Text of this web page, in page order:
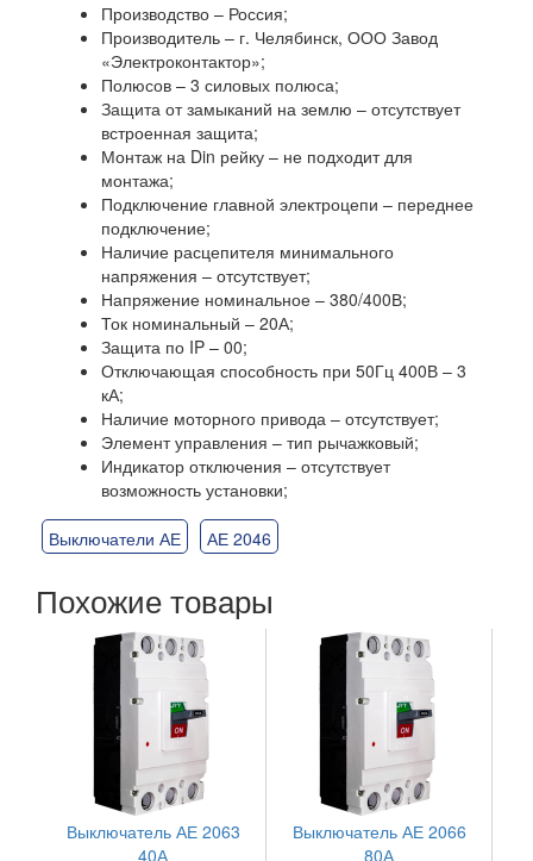
Производство – Россия;
Производитель – г. Челябинск, ООО Завод
«Электроконтактор»;
Полюсов – 3 силовых полюса;
Защита от замыканий на землю – отсутствует
встроенная защита;
Монтаж на Din рейку – не подходит для
монтажа;
Подключение главной электроцепи – переднее
подключение;
Наличие расцепителя минимального
напряжения – отсутствует;
Напряжение номинальное – 380/400В;
Ток номинальный – 20А;
Защита по IP – 00;
Отключающая способность при 50Гц 400В – 3
кА;
Наличие моторного привода – отсутствует;
Элемент управления – тип рычажковый;
Индикатор отключения – отсутствует
возможность установки;
Выключатели АЕ АЕ 2046
Похожие товары
Выключатель АЕ 2063
40А
Выключатель АЕ 2066
80А